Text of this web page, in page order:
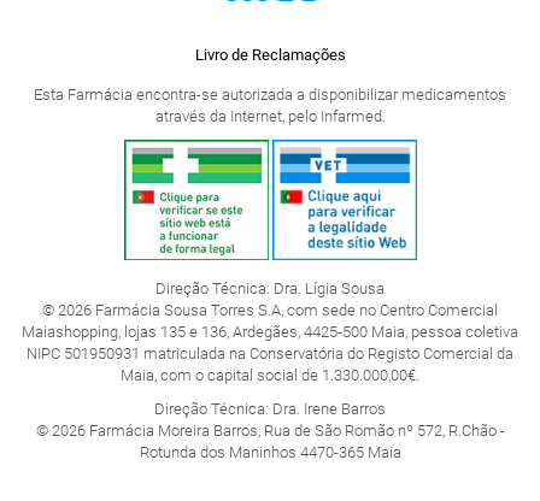
Livro de Reclamações
Esta Farmácia encontra-se autorizada a disponibilizar medicamentos
através da Internet, pelo Infarmed.
Direção Técnica: Dra. Lígia Sousa
© 2026 Farmácia Sousa Torres S.A, com sede no Centro Comercial
Maiashopping, lojas 135 e 136, Ardegães, 4425-500 Maia, pessoa coletiva
NIPC 501950931 matriculada na Conservatória do Registo Comercial da
Maia, com o capital social de 1.330.000,00€.
Direção Técnica: Dra. Irene Barros
© 2026 Farmácia Moreira Barros, Rua de São Romão nº 572, R.Chão -
Rotunda dos Maninhos 4470-365 Maia